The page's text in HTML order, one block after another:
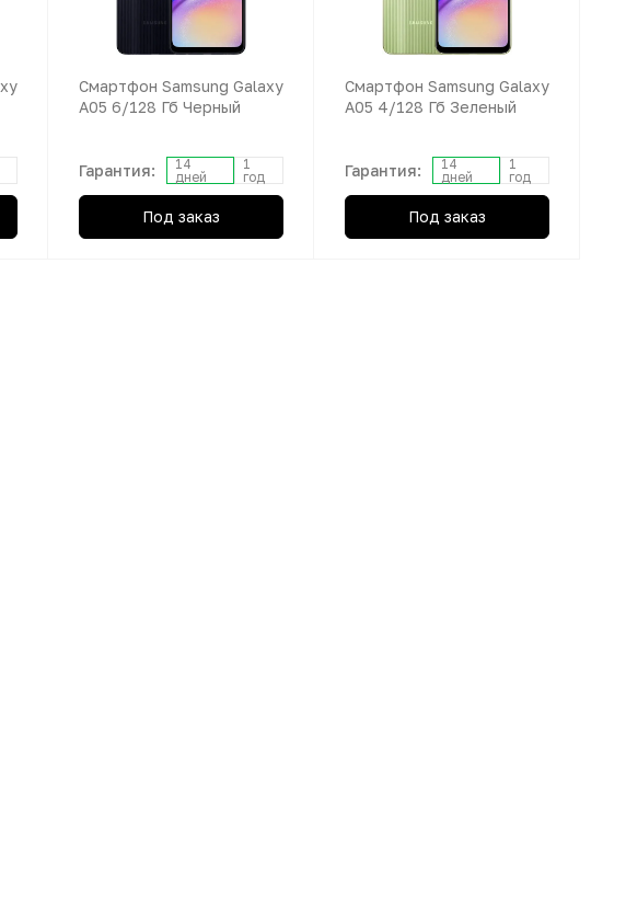
Смартфон Samsung Galaxy
A05 6/128 Гб Черный
Гарантия:
14
дней
1
год
Под заказ
Смартфон Samsung Galaxy
A05 4/128 Гб Зеленый
Гарантия:
14
дней
1
год
Под заказ